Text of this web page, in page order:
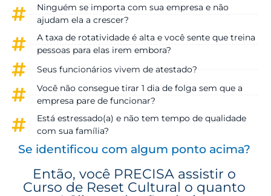
Ninguém se importa com sua empresa e não
ajudam ela a crescer?
A taxa de rotatividade é alta e você sente que treina
pessoas para elas irem embora?
Seus funcionários vivem de atestado?
Você não consegue tirar 1 dia de folga sem que a
empresa pare de funcionar?
Está estressado(a) e não tem tempo de qualidade
com sua família?
Se identificou com algum ponto acima?
Então, você PRECISA assistir o
Curso de Reset Cultural o quanto